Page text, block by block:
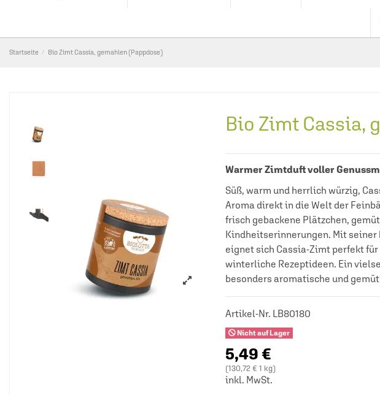
Startseite Bio Zimt Cassia, gemahlen (Pappdose)
Bio Zimt Cassia,
Warmer Zimtduft voller
Süß, warm und herrlich würzig,
Aroma direkt in die Welt der
frisch gebackene Plätzchen,
Kindheitserinnerungen. Mit seiner
eignet sich Cassia-Zimt perfekt
winterliche Rezeptideen. Ein
besonders aromatische und
Artikel-Nr. LB80180
Nicht auf Lager
5,49 €
(130,72 € 1 kg)
inkl. MwSt.